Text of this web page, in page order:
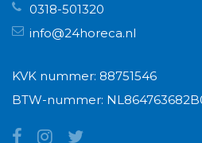
0318-501320
info@24horeca.nl
KVK nummer: 88751546
BTW-nummer: